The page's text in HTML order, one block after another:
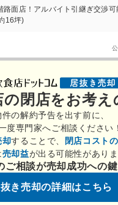
路面店！アルバイト引継ぎ交渉
16坪)
の閉店をお考え
件の解約予告を出す前に、
度専門家へご相談ください！
却することで、 閉店コスト
売却益が出る可能性がありま
ご相談が売却成功への鍵
き売却の詳細はこちら